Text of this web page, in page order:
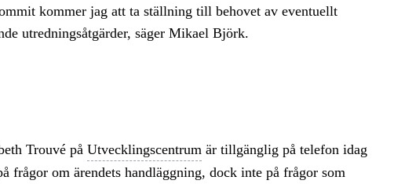
kommer jag att ta ställning till behovet av eventuellt
utredningsåtgärder, säger Mikael Björk.
Trouvé på Utvecklingscentrum är tillgänglig på telefon idag
frågor om ärendets handläggning, dock inte på frågor som